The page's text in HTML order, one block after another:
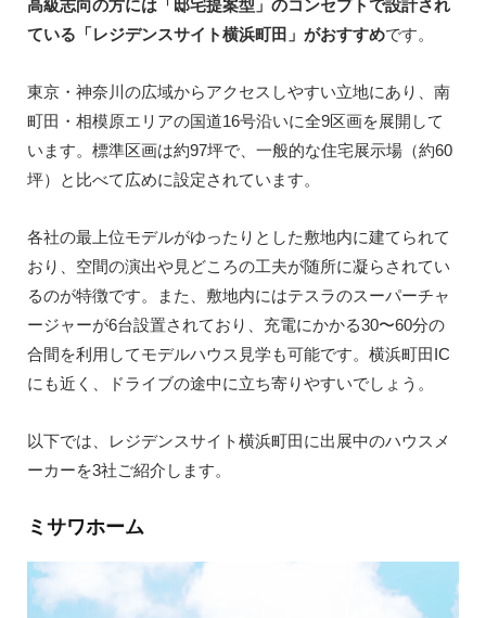
高級志向の方には「邸宅提案型」のコンセプトで設計され
ている「レジデンスサイト横浜町田」がおすすめです。
東京・神奈川の広域からアクセスしやすい立地にあり、南
町田・相模原エリアの国道16号沿いに全9区画を展開して
います。標準区画は約97坪で、一般的な住宅展示場（約60
坪）と比べて広めに設定されています。
各社の最上位モデルがゆったりとした敷地内に建てられて
おり、空間の演出や見どころの工夫が随所に凝らされてい
るのが特徴です。また、敷地内にはテスラのスーパーチャ
ージャーが6台設置されており、充電にかかる30〜60分の
合間を利用してモデルハウス見学も可能です。横浜町田IC
にも近く、ドライブの途中に立ち寄りやすいでしょう。
以下では、レジデンスサイト横浜町田に出展中のハウスメ
ーカーを3社ご紹介します。
ミサワホーム